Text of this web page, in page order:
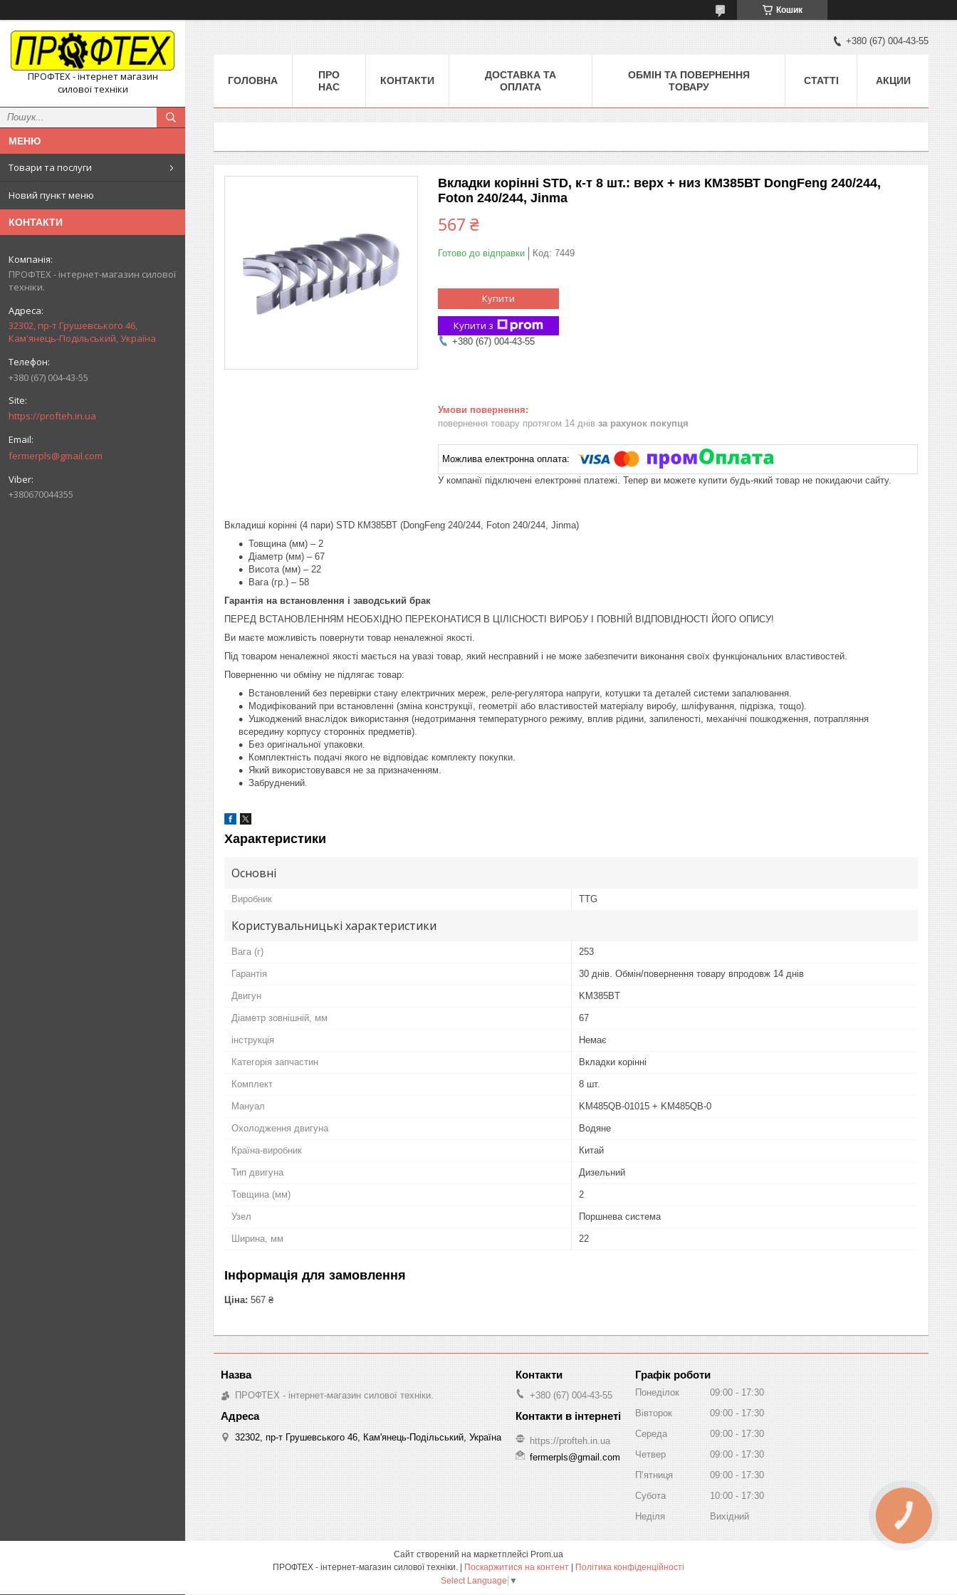
Кошик
ПРОФТЕХ - інтернет магазин
силової техніки
Товари та послуги
Новий пункт меню
КОНТАКТИ
ПРОФТЕХ - інтернет-магазин силової
техніки.
32302, пр-т Грушевського 46,
Кам'янець-Подільський, Україна
+380 (67) 004-43-55
https://profteh.in.ua
fermerpls@gmail.com
+380670044355
+380 (67) 004-43-55
ГОЛОВНА
ПРО
НАС
КОНТАКТИ
ДОСТАВКА ТА
ОПЛАТА
ОБМІН ТА ПОВЕРНЕННЯ
ТОВАРУ
СТАТТІ АКЦИИ
Вкладки корінні STD, к-т 8 шт.: верх + низ КМ385ВТ DongFeng 240/244,
Foton 240/244, Jinma
567 ₴
Готово до відправки Код: 7449
Купити
Купити з
+380 (67) 004-43-55
повернення товару протягом 14 днів за рахунок покупця
У компанії підключені електронні платежі. Тепер ви можете купити будь-який товар не покидаючи сайту.
Вкладиші корінні (4 пари) STD КМ385ВТ (DongFeng 240/244, Foton 240/244, Jinma)
Товщина (мм) – 2
Діаметр (мм) – 67
Висота (мм) – 22
Вага (гр.) – 58
Гарантія на встановлення і заводський брак
ПЕРЕД ВСТАНОВЛЕННЯМ НЕОБХІДНО ПЕРЕКОНАТИСЯ В ЦІЛІСНОСТІ ВИРОБУ І ПОВНІЙ ВІДПОВІДНОСТІ ЙОГО ОПИСУ!
Ви маєте можливість повернути товар неналежної якості.
Під товаром неналежної якості мається на увазі товар, який несправний і не може забезпечити виконання своїх функціональних властивостей.
Поверненню чи обміну не підлягає товар:
Встановлений без перевірки стану електричних мереж, реле-регулято­ра напруги, котушки та деталей системи запалювання.
Модифікований при встановленні (зміна конструкції, геометрії або властивостей матеріалу виробу, шліфування, підрізка, тощо).
Ушкоджений внаслідок використання (недотримання температурного режиму, вплив рідини, запиленості, механічні пошкодження, потрапляння
всередину корпусу сторонніх предметів).
Без оригінальної упаковки.
Комплектність подачі якого не відповідає комплекту покупки.
Який використовувався не за призначенням.
Забруднений.
Характеристики
Основні
Виробник TTG
Користувальницькі характеристики
Вага (г) 253
Гарантія 30 днів. Обмін/повернення товару впродовж 14 днів
Двигун KM385BT
Діаметр зовнішній, мм 67
інструкція Немає
Категорія запчастин Вкладки корінні
Комплект 8 шт.
Мануал KM485QB-01015 + KM485QB-0
Охолодження двигуна Водяне
Країна-виробник Китай
Тип двигуна Дизельний
Товщина (мм) 2
Узел Поршнева система
Ширина, мм 22
Інформація для замовлення
Ціна: 567 ₴
ПРОФТЕХ - інтернет-магазин силової техніки.
32302, пр-т Грушевського 46, Кам'янець-Подільський, Україна
+380 (67) 004-43-55
https://profteh.in.ua
fermerpls@gmail.com
Графік роботи
Понеділок 09:00
17:30
Вівторок
09:00
17:30
Середа
09:00
17:30
Четвер
09:00
17:30
Пʼятниця
09:00
17:30
Субота
10:00
17:30
Неділя
Вихідний
Сайт створений на маркетплейсі Prom.ua
Поскаржитися на контент
Політика конфіденційності
Select Language ▼
КНОПКА
ЗВ'ЯЗКУ